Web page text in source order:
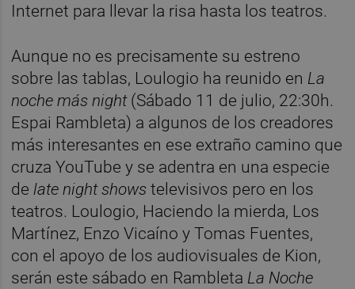
Internet para llevar la risa hasta los teatros.
Aunque no es precisamente su estreno
sobre las tablas, Loulogio ha reunido en La
noche más night(Sábado 11 de julio, 22:30h.
Espai Rambleta) a algunos de los creadores
más interesantes en ese extraño camino que
cruza YouTube y se adentra en una especie
de late night showstelevisivos pero en los
teatros. Loulogio, Haciendo la mierda, Los
Martínez, Enzo Vicaíno y Tomas Fuentes,
con el apoyo de los audiovisuales de Kion,
serán este sábado en Rambleta La Noche